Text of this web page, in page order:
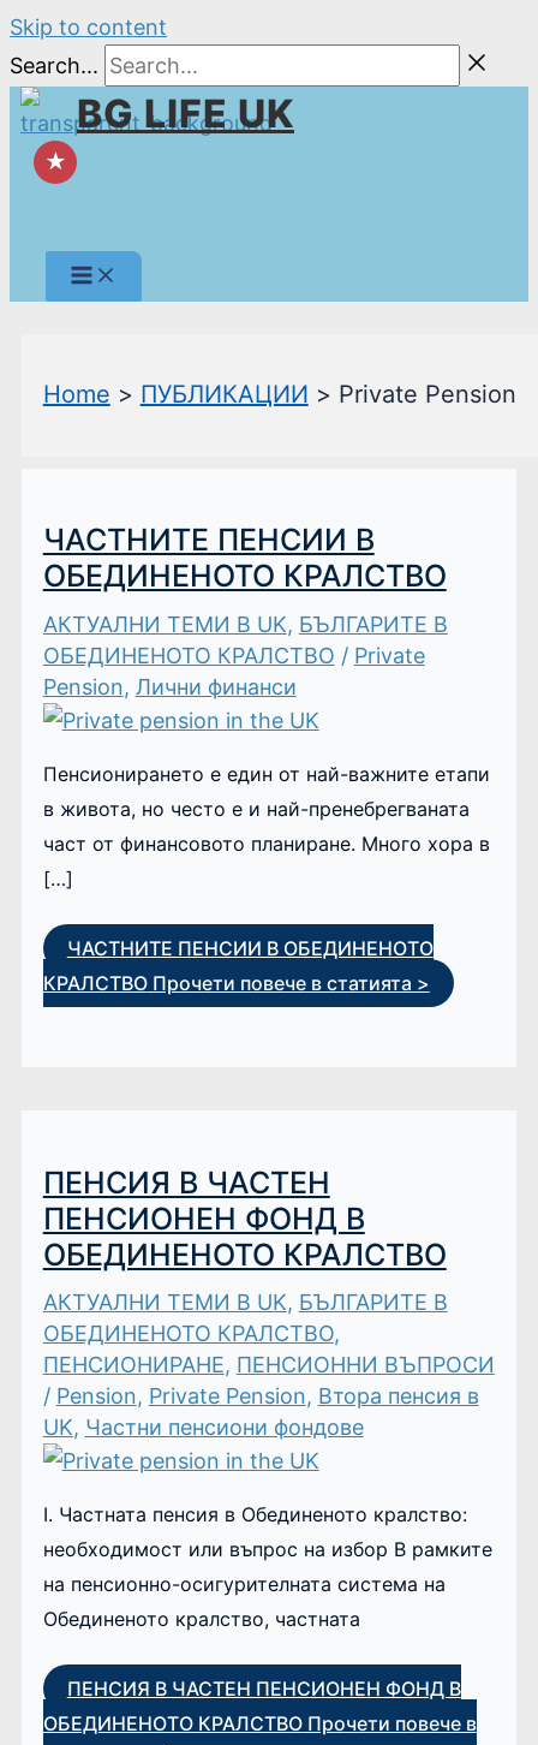
Skip to content
Search...
BG LIFE UK
★
Home ПУБЛИКАЦИИ Private Pension
ЧАСТНИТЕ ПЕНСИИ В
ОБЕДИНЕНОТО КРАЛСТВО
АКТУАЛНИ ТЕМИ В UK, БЪЛГАРИТЕ В
ОБЕДИНЕНОТО КРАЛСТВО / Private
Pension, Лични финанси
Пенсионирането е един от най-важните етапи
в живота, но често е и най-пренебрегваната
част от финансовото планиране. Много хора в
[…]
ЧАСТНИТЕ ПЕНСИИ В ОБЕДИНЕНОТО
КРАЛСТВОПрочети повече в статията >
ПЕНСИЯ В ЧАСТЕН
ПЕНСИОНЕН ФОНД В
ОБЕДИНЕНОТО КРАЛСТВО
АКТУАЛНИ ТЕМИ В UK, БЪЛГАРИТЕ В
ОБЕДИНЕНОТО КРАЛСТВО,
ПЕНСИОНИРАНЕ, ПЕНСИОННИ ВЪПРОСИ
/ Pension, Private Pension, Втора пенсия в
UK, Частни пенсиони фондове
I. Частната пенсия в Обединеното кралство:
необходимост или въпрос на избор В рамките
на пенсионно-осигурителната система на
Обединеното кралство, частната
ПЕНСИЯ В ЧАСТЕН ПЕНСИОНЕН ФОНД В
ОБЕДИНЕНОТО КРАЛСТВОПрочети повече в